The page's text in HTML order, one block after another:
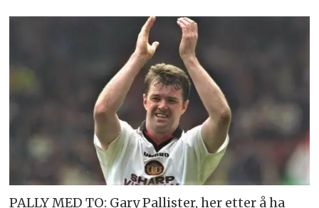
PALLY MED TO: Gary Pallister, her etter å ha